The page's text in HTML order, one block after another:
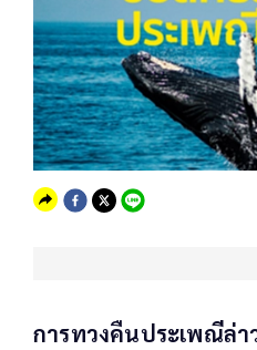
การทวงคืนประเพณีล่า